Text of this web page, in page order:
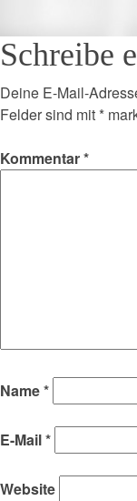
Schreibe
Deine E-Mail-
Felder sind mit *
Kommentar*
Name*
E-Mail*
Website